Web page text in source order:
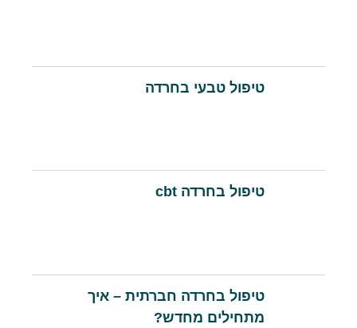
טיפול טבעי בחרדה
טיפול בחרדה cbt
טיפול בחרדה חברתית – איך
מתחילים מחדש?